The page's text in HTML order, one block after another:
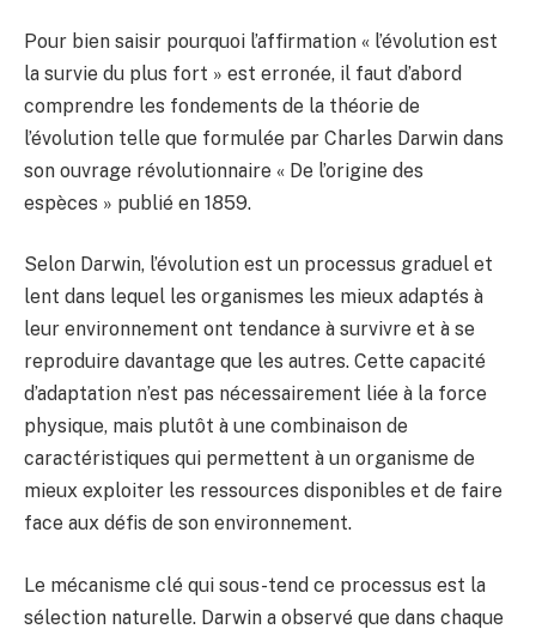
Pour bien saisir pourquoi l’affirmation « l’évolution est
la survie du plus fort » est erronée, il faut d’abord
comprendre les fondements de la théorie de
l’évolution telle que formulée par Charles Darwin dans
son ouvrage révolutionnaire « De l’origine des
espèces » publié en 1859.
Selon Darwin, l’évolution est un processus graduel et
lent dans lequel les organismes les mieux adaptés à
leur environnement ont tendance à survivre et à se
reproduire davantage que les autres. Cette capacité
d’adaptation n’est pas nécessairement liée à la force
physique, mais plutôt à une combinaison de
caractéristiques qui permettent à un organisme de
mieux exploiter les ressources disponibles et de faire
face aux défis de son environnement.
Le mécanisme clé qui sous-tend ce processus est la
sélection naturelle. Darwin a observé que dans chaque